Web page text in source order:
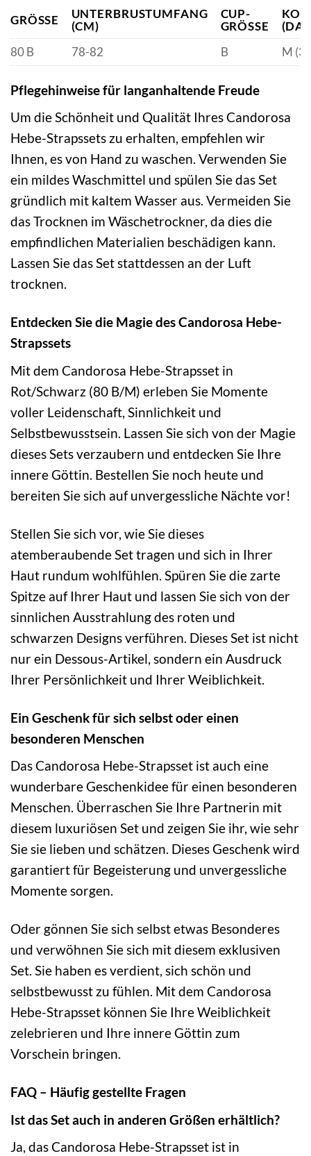
GRÖSSE
UNTERBRUSTUMFANG
(CM)
CUP-
GRÖSSE
80 B
78-82 B M
Pflegehinweise für langanhaltende Freude
Um die Schönheit und Qualität Ihres Candorosa
Hebe-Strapssets zu erhalten, empfehlen wir
Ihnen, es von Hand zu waschen. Verwenden Sie
ein mildes Waschmittel und spülen Sie das Set
gründlich mit kaltem Wasser aus. Vermeiden Sie
das Trocknen im Wäschetrockner, da dies die
empfindlichen Materialien beschädigen kann.
Lassen Sie das Set stattdessen an der Luft
trocknen.
Entdecken Sie die Magie des Candorosa Hebe-
Strapssets
Mit dem Candorosa Hebe-Strapsset in
Rot/Schwarz (80 B/M) erleben Sie Momente
voller Leidenschaft, Sinnlichkeit und
Selbstbewusstsein. Lassen Sie sich von der Magie
dieses Sets verzaubern und entdecken Sie Ihre
innere Göttin. Bestellen Sie noch heute und
bereiten Sie sich auf unvergessliche Nächte vor!
Stellen Sie sich vor, wie Sie dieses
atemberaubende Set tragen und sich in Ihrer
Haut rundum wohlfühlen. Spüren Sie die zarte
Spitze auf Ihrer Haut und lassen Sie sich von der
sinnlichen Ausstrahlung des roten und
schwarzen Designs verführen. Dieses Set ist nicht
nur ein Dessous-Artikel, sondern ein Ausdruck
Ihrer Persönlichkeit und Ihrer Weiblichkeit.
Ein Geschenk für sich selbst oder einen
besonderen Menschen
Das Candorosa Hebe-Strapsset ist auch eine
wunderbare Geschenkidee für einen besonderen
Menschen. Überraschen Sie Ihre Partnerin mit
diesem luxuriösen Set und zeigen Sie ihr, wie sehr
Sie sie lieben und schätzen. Dieses Geschenk wird
garantiert für Begeisterung und unvergessliche
Momente sorgen.
Oder gönnen Sie sich selbst etwas Besonderes
und verwöhnen Sie sich mit diesem exklusiven
Set. Sie haben es verdient, sich schön und
selbstbewusst zu fühlen. Mit dem Candorosa
Hebe-Strapsset können Sie Ihre Weiblichkeit
zelebrieren und Ihre innere Göttin zum
Vorschein bringen.
FAQ – Häufig gestellte Fragen
Ist das Set auch in anderen Größen erhältlich?
Ja, das Candorosa Hebe-Strapsset ist in